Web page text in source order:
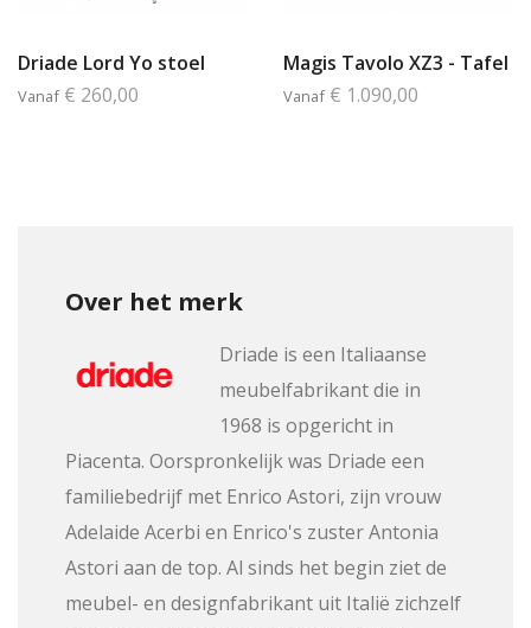
Driade Lord Yo stoel
Vanaf € 260,00
Magis Tavolo XZ3 - Tafel
Vanaf € 1.090,00
Over het merk
Driade is een Italiaanse
meubelfabrikant die in
1968 is opgericht in
Piacenta. Oorspronkelijk was Driade een
familiebedrijf met Enrico Astori, zijn vrouw
Adelaide Acerbi en Enrico's zuster Antonia
Astori aan de top. Al sinds het begin ziet de
meubel- en designfabrikant uit Italië zichzelf